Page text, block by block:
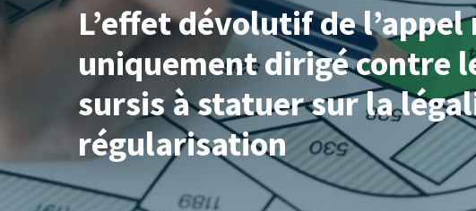
L’effet dévolutif de
uniquement dirigé contre
sursis à statuer sur la
régularisation